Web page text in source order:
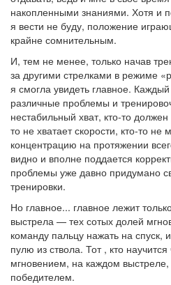
накопленными знаниями. Хотя и
я вести не буду, положение
крайне сомнительным.
И, тем не менее, только начав
за другими стрелками в режиме
я смогла увидеть главное.
различные проблемы и
нестабильный хват, кто-то
то не хватает скорости, кто-то не
концентрацию на протяжении
видно и вполне поддается
проблемы уже давно придумано
тренировки.
Но главное... главное лежит
выстрела — тех сотых долей
команду пальцу нажать на спуск,
пулю из ствола. Тот , кто
мгновением, на каждом
победителем.